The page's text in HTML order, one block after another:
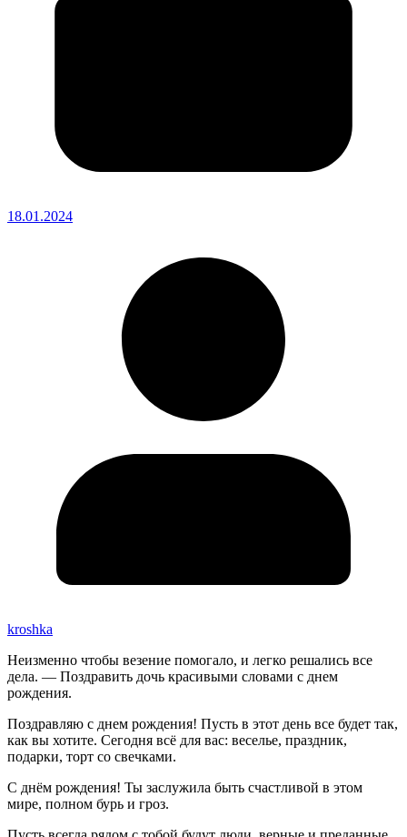
18.01.2024
kroshka
Неизменно чтобы везение помогало, и легко решались все
дела. — Поздравить дочь красивыми словами с днем
рождения.
Поздравляю с днем рождения! Пусть в этот день все будет так,
как вы хотите. Сегодня всё для вас: веселье, праздник,
подарки, торт со свечками.
С днём рождения! Ты заслужила быть счастливой в этом
мире, полном бурь и гроз.